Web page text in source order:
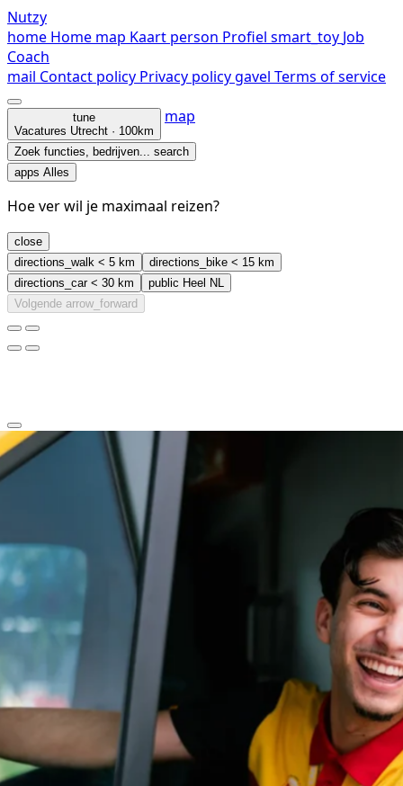
Nutzy
home Home map Kaart person Profiel smart_toy Job
Coach
mail Contact policy Privacy policygavel Terms of service
tune
Vacatures Utrecht · 100km
map
Zoek functies, bedrijven... search
apps Alles
Hoe ver wil je maximaal reizen?
close
directions_walk < 5 km directions_bike < 15 km
directions_car< 30 km public Heel NL
Volgende arrow_forward
clear
arrow_back_ios_new
favorite